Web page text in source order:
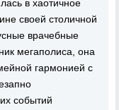
в хаотичное
своей столичной
врачебные
мегаполиса, она
гармонией с
событий